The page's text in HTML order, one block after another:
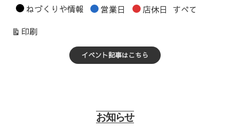
カ
ゴ
ねづくりや情報 営業日 店休日 すべて
印刷表
イベント記事はこちら
お知らせ